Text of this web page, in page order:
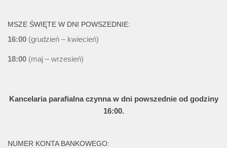
MSZE ŚWIĘTE W DNI POWSZEDNIE:
16:00 (grudzień – kwiecień)
18:00 (maj – wrzesień)
Kancelaria parafialna czynna w dni powszednie od godziny
16:00.
NUMER KONTA BANKOWEGO: